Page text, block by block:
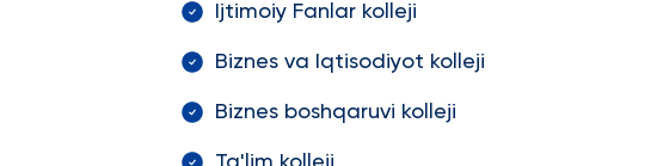
Ijtimoiy Fanlar kolleji
Biznes va Iqtisodiyot kolleji
Biznes boshqaruvi kolleji